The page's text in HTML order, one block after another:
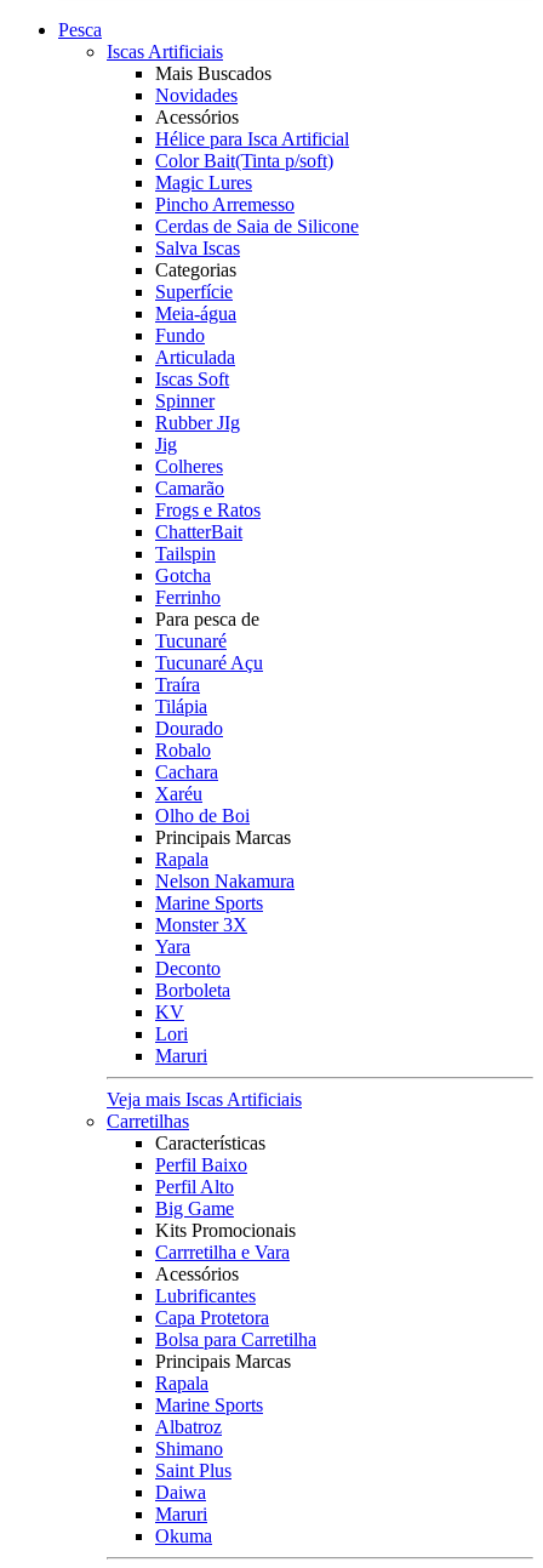
Pesca
Iscas Artificiais
Mais Buscados
Novidades
Acessórios
Hélice para Isca Artificial
Color Bait(Tinta p/soft)
Magic Lures
Pincho Arremesso
Cerdas de Saia de Silicone
Salva Iscas
Categorias
Superfície
Meia-água
Fundo
Articulada
Iscas Soft
Spinner
Rubber JIg
Jig
Colheres
Camarão
Frogs e Ratos
ChatterBait
Tailspin
Gotcha
Ferrinho
Para pesca de
Tucunaré
Tucunaré Açu
Traíra
Tilápia
Dourado
Robalo
Cachara
Xaréu
Olho de Boi
Principais Marcas
Rapala
Nelson Nakamura
Marine Sports
Monster 3X
Yara
Deconto
Borboleta
KV
Lori
Maruri
Veja mais Iscas Artificiais
Carretilhas
Características
Perfil Baixo
Perfil Alto
Big Game
Kits Promocionais
Carrretilha e Vara
Acessórios
Lubrificantes
Capa Protetora
Bolsa para Carretilha
Principais Marcas
Rapala
Marine Sports
Albatroz
Shimano
Saint Plus
Daiwa
Maruri
Okuma